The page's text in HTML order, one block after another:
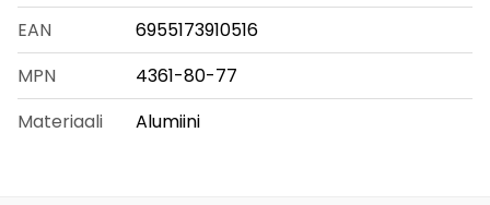
EAN
6955173910516
MPN
4361-80-77
Materiaali
Alumiini